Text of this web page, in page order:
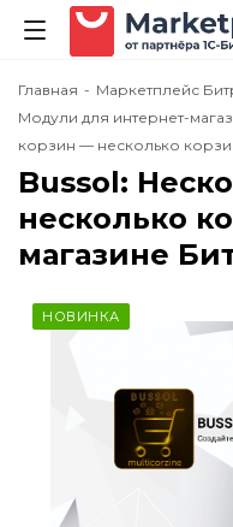
Главная - Маркетплейс
Модули для интернет-
корзин — несколько
Bussol:
несколько
магазине
НОВИНКА